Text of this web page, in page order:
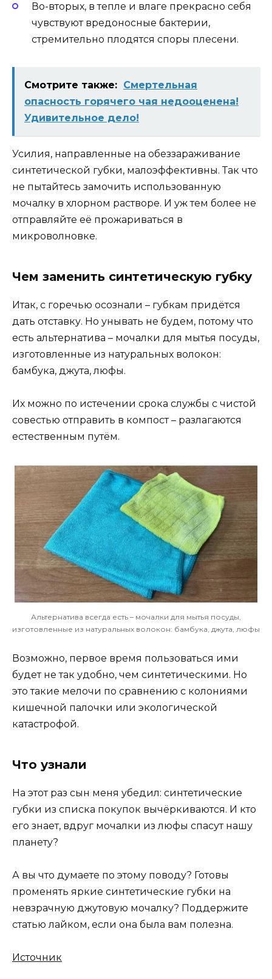
Во-вторых, в тепле и влаге прекрасно себя
чувствуют вредоносные бактерии,
стремительно плодятся споры плесени.
Смотрите также: Смертельная
опасность горячего чая недооценена!
Удивительное дело!
Усилия, направленные на обеззараживание
синтетической губки, малоэффективны. Так что
не пытайтесь замочить использованную
мочалку в хлорном растворе. И уж тем более не
отправляйте её прожариваться в
микроволновке.
Чем заменить синтетическую губку
Итак, с горечью осознали – губкам придётся
дать отставку. Но унывать не будем, потому что
есть альтернатива – мочалки для мытья посуды,
изготовленные из натуральных волокон:
бамбука, джута, люфы.
Их можно по истечении срока службы с чистой
совестью отправить в компост – разлагаются
естественным путём.
Альтернатива всегда есть – мочалки для мытья посуды,
изготовленные из натуральных волокон: бамбука, джута, люфы
Возможно, первое время пользоваться ими
будет не так удобно, чем синтетическими. Но
это такие мелочи по сравнению с колониями
кишечной палочки или экологической
катастрофой.
Что узнали
На этот раз сын меня убедил: синтетические
губки из списка покупок вычёркиваются. И кто
его знает, вдруг мочалки из люфы спасут нашу
планету?
А вы что думаете по этому поводу? Готовы
променять яркие синтетические губки на
невзрачную джутовую мочалку? Поддержите
статью лайком, если она была вам полезна.
Источник